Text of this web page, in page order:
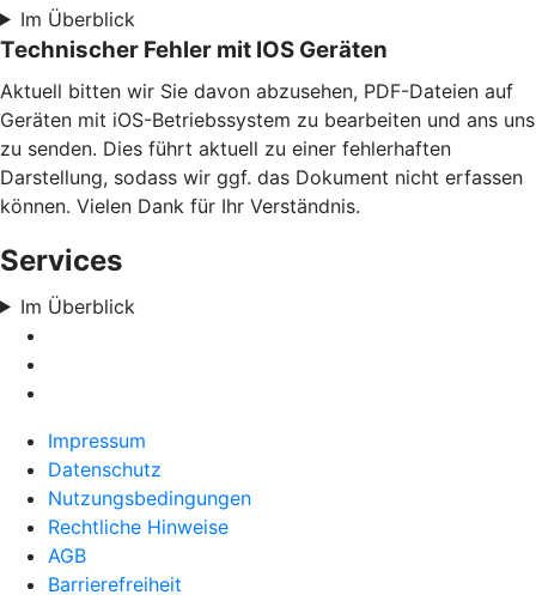
Im Überblick
Technischer Fehler mit IOS Geräten
Aktuell bitten wir Sie davon abzusehen, PDF-Dateien auf
Geräten mit iOS-Betriebssystem zu bearbeiten und ans uns
zu senden. Dies führt aktuell zu einer fehlerhaften
Darstellung, sodass wir ggf. das Dokument nicht erfassen
können. Vielen Dank für Ihr Verständnis.
Services
Im Überblick
Impressum
Datenschutz
Nutzungsbedingungen
Rechtliche Hinweise
AGB
Barrierefreiheit